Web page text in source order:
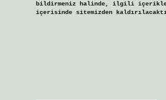
bildirmeniz halinde, ilgili
içerisinde sitemizden